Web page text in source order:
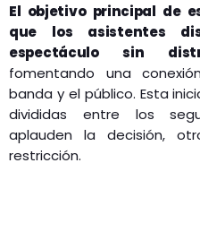
El objetivo principal de
que los asistentes
espectáculo sin
fomentando una
banda y el público. Esta
divididas entre los
aplauden la decisión,
restricción.